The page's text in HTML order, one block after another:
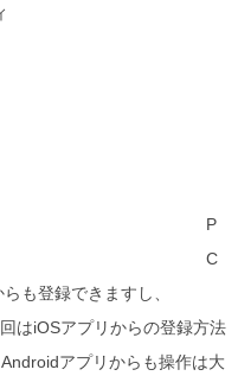
P
C
らも登録できますし、
はiOSアプリからの登録方法
アプリからも操作は大